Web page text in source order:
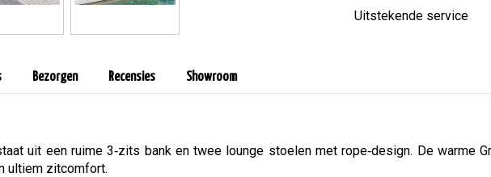
Uitstekende service
Bezorgen Recensies Showroom
uit een ruime 3‑zits bank en twee lounge stoelen met rope‑design. De warme
ultiem zitcomfort.